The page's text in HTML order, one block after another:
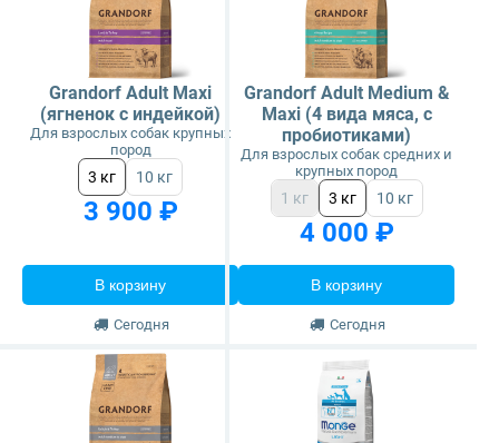
Grandorf Adult Maxi
(ягненок с индейкой)
Для взрослых собак крупных
пород
3 кг 10 кг
3 900 ₽
В корзину
Сегодня
Grandorf Adult Medium &
Maxi (4 вида мяса, с
пробиотиками)
Для взрослых собак средних и
крупных пород
1 кг 3 кг 10 кг
4 000 ₽
В корзину
Сегодня